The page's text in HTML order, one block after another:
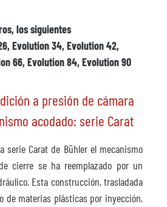
los siguientes
Evolution 34, Evolution 42,
66, Evolution 84, Evolution 90
a presión de cámara
acodado: serie Carat
serie Carat de Bühler el mecanismo
cierre se ha reemplazado por un
Esta construcción, trasladada
de materias plásticas por inyección,